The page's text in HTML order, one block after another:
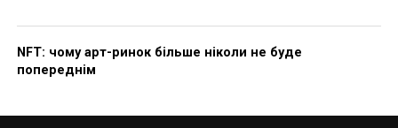
NFT: чому арт-ринок більше ніколи не буде
попереднім